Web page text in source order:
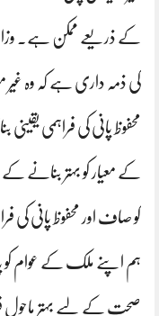
کے ذریعے ممکن ہے۔ وزارت
کی ذمہ داری ہے کہ وہ غیر
محفوظ پانی کی فراہمی
کے معیار کو بہتر بنانے
کو صاف اور محفوظ پانی
ہم اپنے ملک کے عوام کو
صحت کے لیے بہتر ماحول